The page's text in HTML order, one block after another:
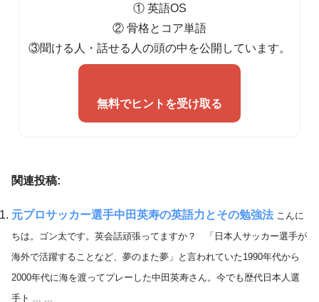
① 英語OS
② 骨格とコア単語
③聞ける人・話せる人の頭の中を公開しています。
無料でヒントを受け取る
関連投稿:
元プロサッカー選手中田英寿の英語力とその勉強法 こんに
ちは。ゴン太です。英会話頑張ってますか？ 「日本人サッカー選手が
海外で活躍することなど、夢のまた夢」と言われていた1990年代から
2000年代に海を渡ってプレーした中田英寿さん。今でも歴代日本人選
手ト ... ...